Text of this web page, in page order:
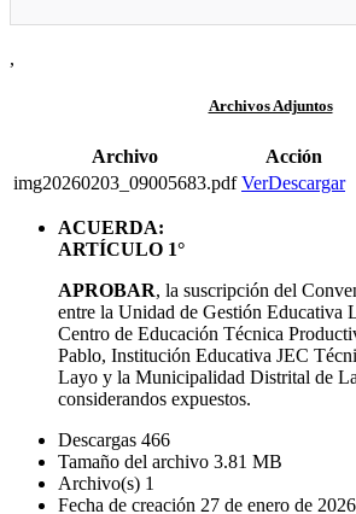
,
Archivos Adjuntos
Archivo
Acción
img20260203_09005683.pdf VerDescargar
ACUERDA:
ARTÍCULO 1°
APROBAR, la suscripción del
entre la Unidad de Gestión Educativa
Centro de Educación Técnica
Pablo, Institución Educativa JEC
Layo y la Municipalidad Distrital de
considerandos expuestos.
Descargas 466
Tamaño del archivo 3.81 MB
Archivo(s) 1
Fecha de creación 27 de enero de 2026